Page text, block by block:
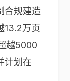
合规建造
13.2万页
越5000
计划在